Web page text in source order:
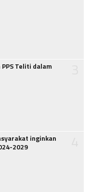
PPS Teliti dalam
inginkan
2029